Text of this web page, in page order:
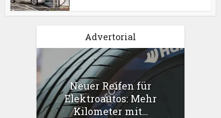
Advertorial
Neuer Reifen für
Elektroautos: Mehr
Kilometer mit...